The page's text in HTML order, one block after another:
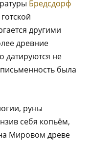
Бредсдорф
другими
древние
датируются не
письменность была
руны
себя копьём,
Мировом древе